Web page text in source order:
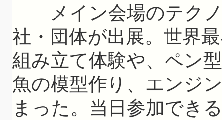
メイン会場のテクノ
社・団体が出展。世界
組み立て体験や、ペン
魚の模型作り、エンジ
まった。当日参加でき